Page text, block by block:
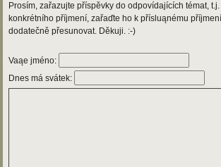
Prosím, zařazujte příspěvky do odpovídajících témat,
konkrétního příjmení, zařaďte ho k přísluąnému
dodatečně přesunovat. Děkuji. :-)
Vaąe jméno:
Dnes má svátek: